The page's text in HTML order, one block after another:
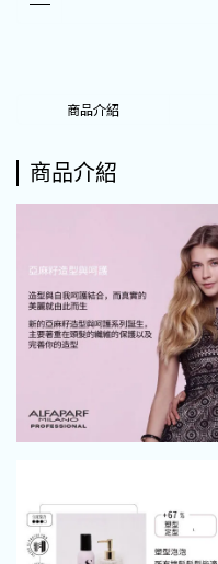
商品介紹
商品介紹